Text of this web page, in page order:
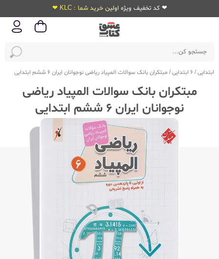
❤ کد تخفیف ویژه اولین خرید شما : KLC ❤
ابتدایی/ 6 ابتدایی / مبتکران بانک سوالات المپیاد ریاضی نوجوانان ایران 6 ششم ابتدایی
مبتکران بانک سوالات المپیاد ریاضی
نوجوانان ایران 6 ششم ابتدایی